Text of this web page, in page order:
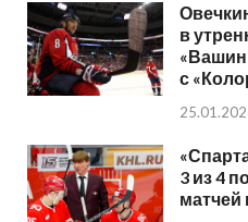
в
с
3 из 4
матчей